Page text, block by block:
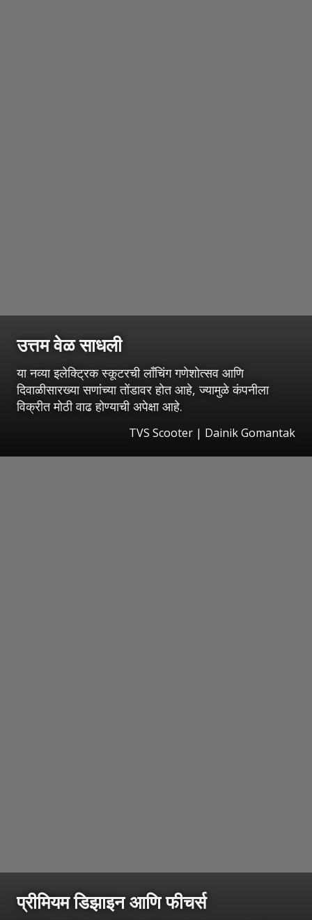
उत्तम वेळ साधली
या नव्या इलेक्ट्रिक स्कूटरची लाँचिंग गणेशोत्सव आणि
दिवाळीसारख्या सणांच्या तोंडावर होत आहे, ज्यामुळे कंपनीला
विक्रीत मोठी वाढ होण्याची अपेक्षा आहे.
TVS Scooter | Dainik Gomantak
प्रीमियम डिझाइन आणि फीचर्स